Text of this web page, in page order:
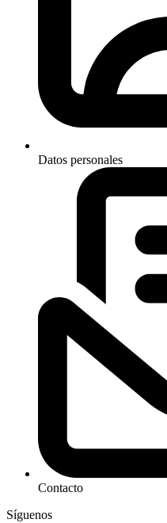
Datos personales
Contacto
Síguenos